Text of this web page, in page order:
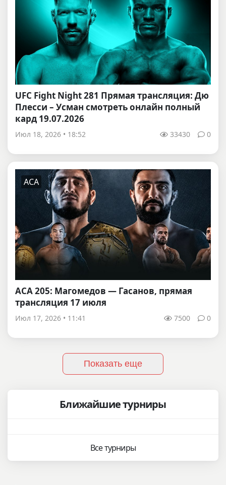
UFC Fight Night 281 Прямая трансляция: Дю
Плесси – Усман смотреть онлайн полный
кард 19.07.2026
Июл 18, 2026 • 18:52 33430 0
ACA
ACA 205: Магомедов — Гасанов, прямая
трансляция 17 июля
Июл 17, 2026 • 11:41 7500 0
Показать еще
Ближайшие турниры
Все турниры